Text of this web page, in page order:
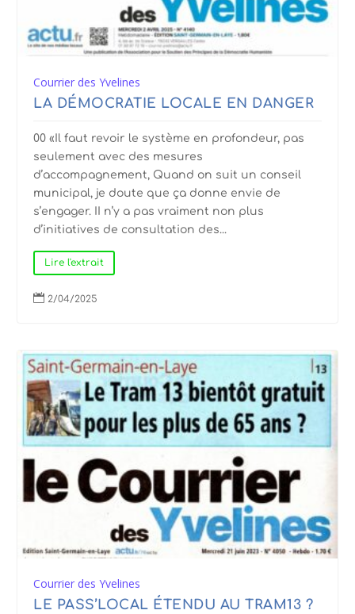
Courrier des Yvelines
LA DÉMOCRATIE LOCALE EN DANGER
00 «Il faut revoir le système en profondeur, pas
seulement avec des mesures
d’accompagnement, Quand on suit un conseil
municipal, je doute que ça donne envie de
s’engager. II n’y a pas vraiment non plus
d’initiatives de consultation des...
Lire l'extrait
 2/04/2025
Courrier des Yvelines
LE PASS’LOCAL ÉTENDU AU TRAM13 ?